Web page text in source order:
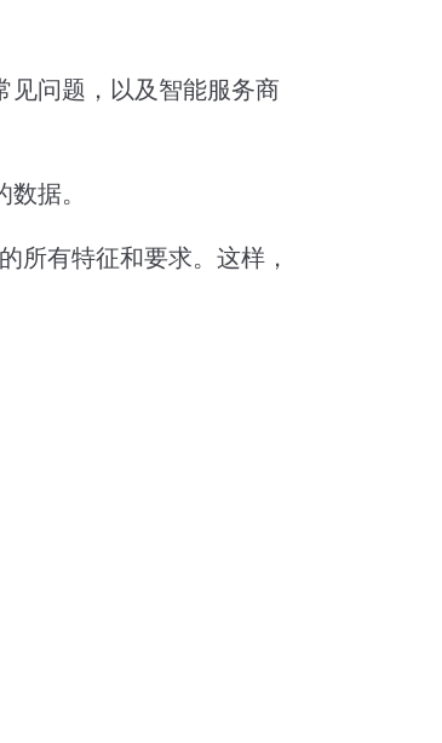
见问题，以及智能服务商
据。
所有特征和要求。这样，